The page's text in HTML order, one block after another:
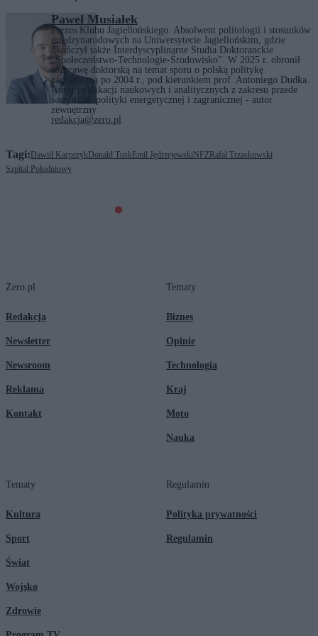
Paweł Musiałek
Prezes Klubu Jagiellońskiego. Absolwent politologii i stosunków
międzynarodowych na Uniwersytecie Jagiellońskim, gdzie
ukończył także Interdyscyplinarne Studia Doktoranckie
„Społeczeństwo-Technologie-Środowisko”. W 2025 r. obronił
rozprawę doktorską na temat sporu o polską politykę
zagraniczną po 2004 r., pod kierunkiem prof. Antoniego Dudka.
Autor publikacji naukowych i analitycznych z zakresu przede
wszystkim polityki energetycznej i zagranicznej - autor
zewnętrzny
redakcja@zero.pl
Tagi:Dawid KacprzykDonald TuskEmil JędrzejewskiNFZRafał Trzaskowski
Szpital Południowy
Zero.pl
Redakcja
Newsletter
Newsroom
Reklama
Kontakt
Tematy
Biznes
Opinie
Technologia
Kraj
Moto
Nauka
Tematy
Kultura
Sport
Świat
Wojsko
Zdrowie
Regulamin
Polityka prywatności
Regulamin